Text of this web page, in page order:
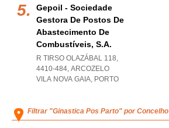
Gepoil - Sociedade
Gestora De Postos De
Abastecimento De
Combustíveis, S.a.
R TIRSO OLAZÁBAL 118,
4410-484, ARCOZELO
VILA NOVA GAIA, PORTO
Filtrar "Ginastica Pos Parto" por Concelho